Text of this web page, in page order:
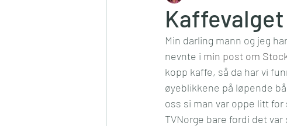
Gode venner Husmor på vift
Konkurranse Jul Mål og
Min darling mann og jeg
nevnte i min post om
kopp kaffe, så da har vi
øyeblikkene på løpende
oss si man var oppe litt
TVNorge bare fordi det